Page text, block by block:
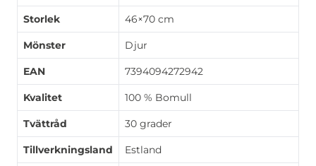
Storlek 46×70 cm
Mönster Djur
EAN 7394094272942
Kvalitet 100 % Bomull
Tvättråd 30 grader
Tillverkningsland Estland